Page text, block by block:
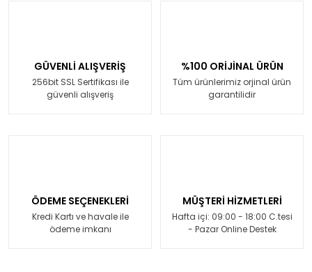
GÜVENLİ ALIŞVERİŞ
256bit SSL Sertifikası ile
güvenli alışveriş
%100 ORİJİNAL ÜRÜN
Tüm ürünlerimiz orjinal ürün
garantilidir
ÖDEME SEÇENEKLERİ
Kredi Kartı ve havale ile
ödeme imkanı
MÜŞTERİ HİZMETLERİ
Hafta içi: 09:00 - 18:00 C.tesi
- Pazar Online Destek